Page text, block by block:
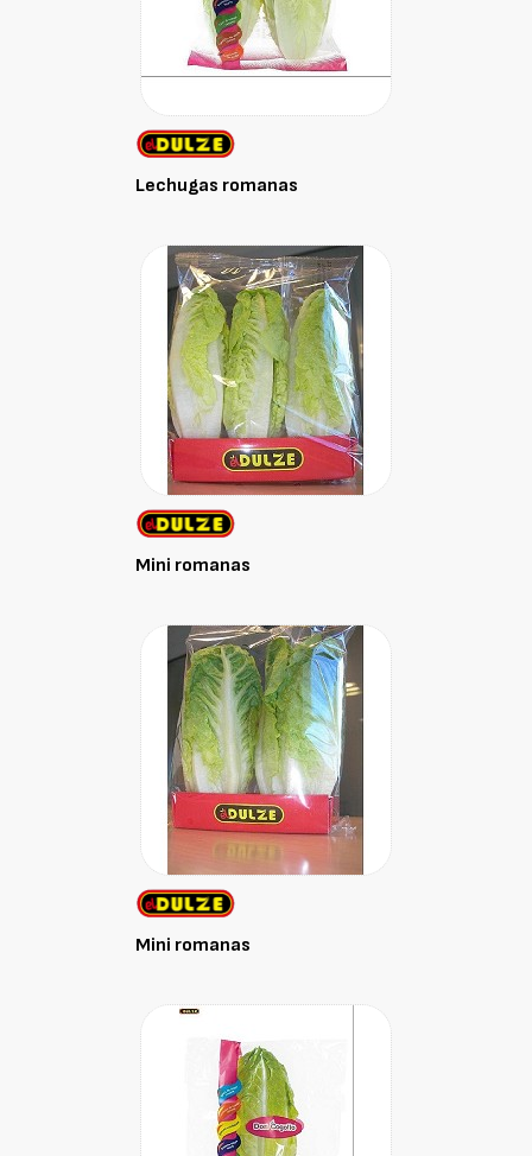
Lechugas romanas
Mini romanas
Mini romanas